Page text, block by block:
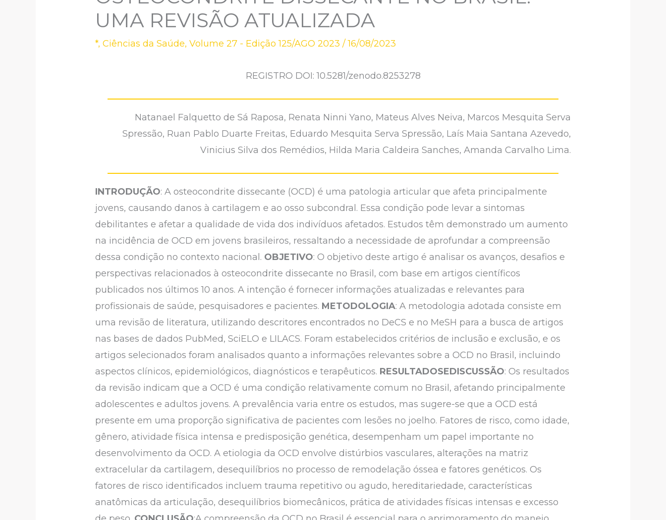
UMA REVISÃO ATUALIZADA
*,Ciências da Saúde,Volume 27 - Edição 125/AGO 2023 /16/08/2023
REGISTRO DOI: 10.5281/zenodo.8253278
Natanael Falquetto de Sá Raposa, Renata Ninni Yano, Mateus Alves Neiva, Marcos Mesquita Serva
Spressão, Ruan Pablo Duarte Freitas, Eduardo Mesquita Serva Spressão, Laís Maia Santana Azevedo,
Vinicius Silva dos Remédios, Hilda Maria Caldeira Sanches, Amanda Carvalho Lima.
INTRODUÇÃO: A osteocondrite dissecante (OCD) é uma patologia articular que afeta principalmente
jovens, causando danos à cartilagem e ao osso subcondral. Essa condição pode levar a sintomas
debilitantes e afetar a qualidade de vida dos indivíduos afetados. Estudos têm demonstrado um aumento
na incidência de OCD em jovens brasileiros, ressaltando a necessidade de aprofundar a compreensão
dessa condição no contexto nacional. OBJETIVO: O objetivo deste artigo é analisar os avanços, desafios e
perspectivas relacionados à osteocondrite dissecante no Brasil, com base em artigos científicos
publicados nos últimos 10 anos. A intenção é fornecer informações atualizadas e relevantes para
profissionais de saúde, pesquisadores e pacientes. METODOLOGIA: A metodologia adotada consiste em
uma revisão de literatura, utilizando descritores encontrados no DeCS e no MeSH para a busca de artigos
nas bases de dados PubMed, SciELO e LILACS. Foram estabelecidos critérios de inclusão e exclusão, e os
artigos selecionados foram analisados quanto a informações relevantes sobre a OCD no Brasil, incluindo
aspectos clínicos, epidemiológicos, diagnósticos e terapêuticos. RESULTADOSEDISCUSSÃO: Os resultados
da revisão indicam que a OCD é uma condição relativamente comum no Brasil, afetando principalmente
adolescentes e adultos jovens. A prevalência varia entre os estudos, mas sugere-se que a OCD está
presente em uma proporção significativa de pacientes com lesões no joelho. Fatores de risco, como idade,
gênero, atividade física intensa e predisposição genética, desempenham um papel importante no
desenvolvimento da OCD. A etiologia da OCD envolve distúrbios vasculares, alterações na matriz
extracelular da cartilagem, desequilíbrios no processo de remodelação óssea e fatores genéticos. Os
fatores de risco identificados incluem trauma repetitivo ou agudo, hereditariedade, características
anatômicas da articulação, desequilíbrios biomecânicos, prática de atividades físicas intensas e excesso